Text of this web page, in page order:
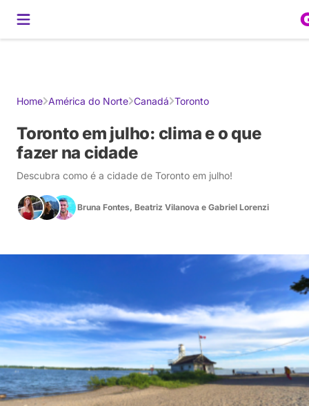
Gerador de Roteiros Estados
Home América do Norte Canadá Toronto
Toronto em julho: clima e o que
fazer na cidade
Descubra como é a cidade de Toronto em julho!
Bruna Fontes, Beatriz Vilanova e Gabriel Lorenzi